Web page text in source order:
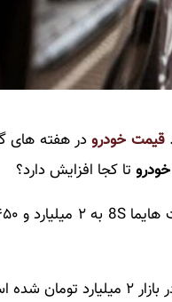
قیمت خودرودر هفته های
تا کجا افزایش دارد؟